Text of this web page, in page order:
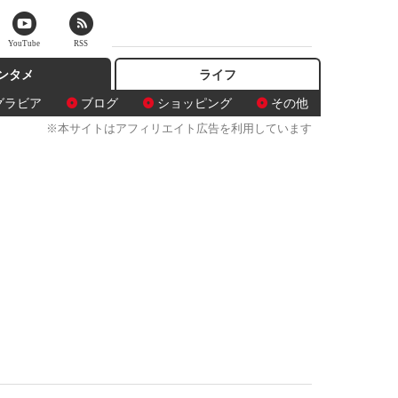
タメ
ラビア ブログ ショッピング その他
ライフ
※本サイトはアフィリエイト広告を利用しています
YouTube RSS